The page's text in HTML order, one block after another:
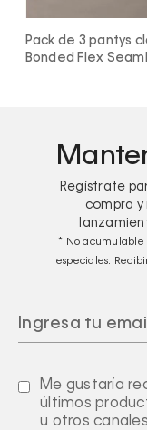
de 3 pantys
Flex Seamless
Regístrate
compra y
* No acumulable
especiales.
Me gustaría
últimos
u otros